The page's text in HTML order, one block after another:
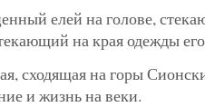
елей на голове,
на края одежды
сходящая на горы
и жизнь на веки.